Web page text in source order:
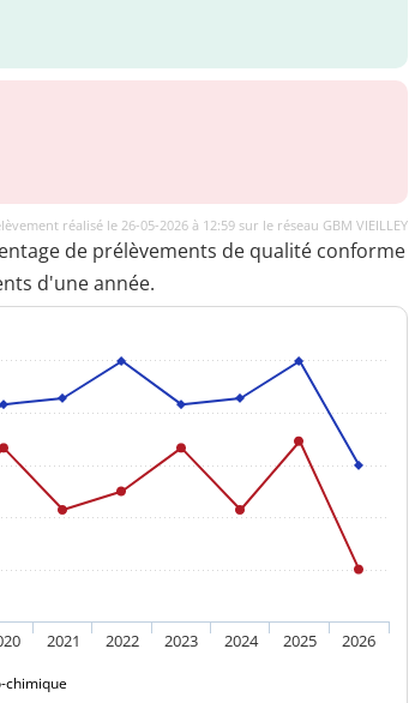
réalisé le 26-05-2026 à 12:59 sur le réseau GBM VIEILLEY
de prélèvements de qualité conforme
d'une année.
chimique
2021 2022 2023 2024 2025 2026